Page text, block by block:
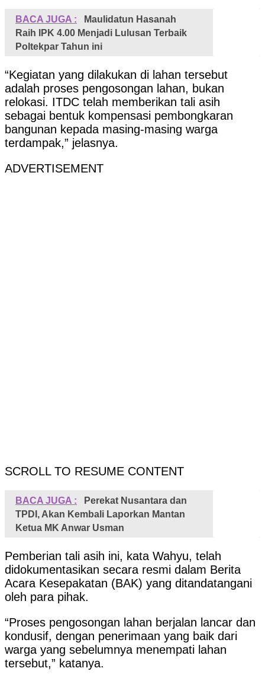
BACA JUGA :
Maulidatun Hasanah
Raih IPK 4.00 Menjadi Lulusan Terbaik
Poltekpar Tahun ini
“Kegiatan yang dilakukan di lahan tersebut
adalah proses pengosongan lahan, bukan
relokasi. ITDC telah memberikan tali asih
sebagai bentuk kompensasi pembongkaran
bangunan kepada masing-masing warga
terdampak,” jelasnya.
ADVERTISEMENT
SCROLL TO RESUME CONTENT
BACA JUGA :
Perekat Nusantara dan
TPDI, Akan Kembali Laporkan Mantan
Ketua MK Anwar Usman
Pemberian tali asih ini, kata Wahyu, telah
didokumentasikan secara resmi dalam Berita
Acara Kesepakatan (BAK) yang ditandatangani
oleh para pihak.
“Proses pengosongan lahan berjalan lancar dan
kondusif, dengan penerimaan yang baik dari
warga yang sebelumnya menempati lahan
tersebut,” katanya.